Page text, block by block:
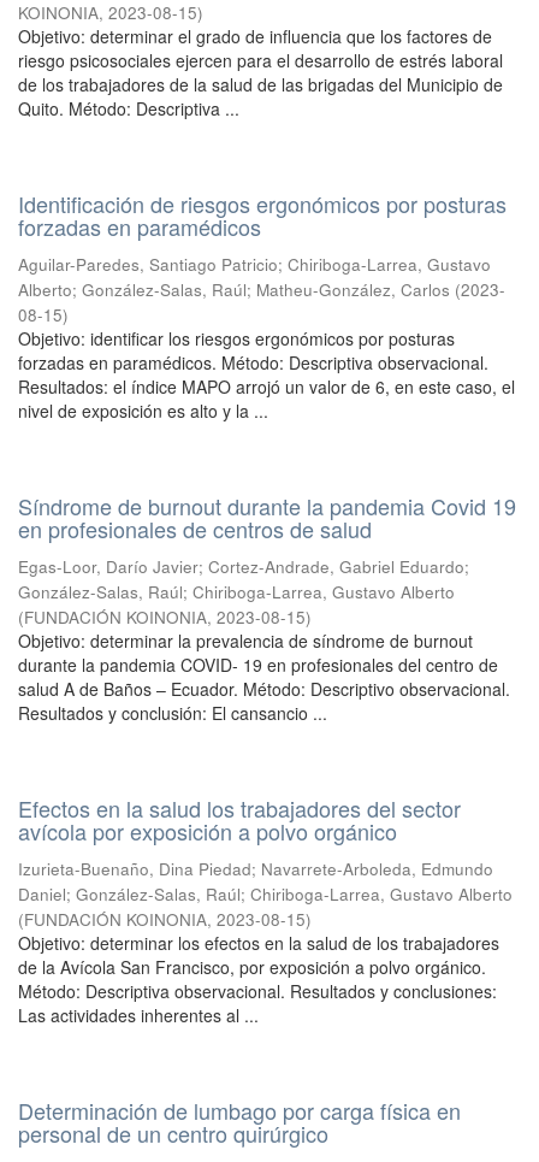
KOINONIA, 2023-08-15)
Objetivo: determinar el grado de influencia que los factores de
riesgo psicosociales ejercen para el desarrollo de estrés laboral
de los trabajadores de la salud de las brigadas del Municipio de
Quito. Método: Descriptiva ...
Identificación de riesgos ergonómicos por posturas
forzadas en paramédicos
Aguilar-Paredes, Santiago Patricio; Chiriboga-Larrea, Gustavo
Alberto; González-Salas, Raúl; Matheu-González, Carlos (2023-
08-15)
Objetivo: identificar los riesgos ergonómicos por posturas
forzadas en paramédicos. Método: Descriptiva observacional.
Resultados: el índice MAPO arrojó un valor de 6, en este caso, el
nivel de exposición es alto y la ...
Síndrome de burnout durante la pandemia Covid 19
en profesionales de centros de salud
Egas-Loor, Darío Javier; Cortez-Andrade, Gabriel Eduardo;
González-Salas, Raúl; Chiriboga-Larrea, Gustavo Alberto
(FUNDACIÓN KOINONIA, 2023-08-15)
Objetivo: determinar la prevalencia de síndrome de burnout
durante la pandemia COVID- 19 en profesionales del centro de
salud A de Baños – Ecuador. Método: Descriptivo observacional.
Resultados y conclusión: El cansancio ...
Efectos en la salud los trabajadores del sector
avícola por exposición a polvo orgánico
Izurieta-Buenaño, Dina Piedad; Navarrete-Arboleda, Edmundo
Daniel; González-Salas, Raúl; Chiriboga-Larrea, Gustavo Alberto
(FUNDACIÓN KOINONIA, 2023-08-15)
Objetivo: determinar los efectos en la salud de los trabajadores
de la Avícola San Francisco, por exposición a polvo orgánico.
Método: Descriptiva observacional. Resultados y conclusiones:
Las actividades inherentes al ...
Determinación de lumbago por carga física en
personal de un centro quirúrgico